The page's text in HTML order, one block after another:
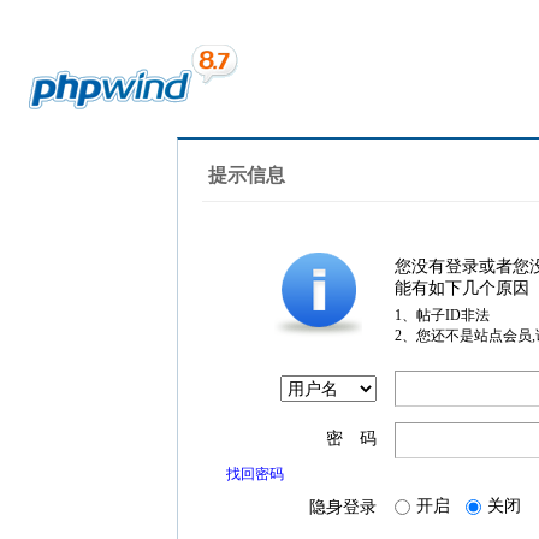
提示信息
您没有登录或者您
能有如下几个原因
1、帖子ID非法
2、您还不是站点会员
密 码
找回密码
隐身登录 开启 关闭